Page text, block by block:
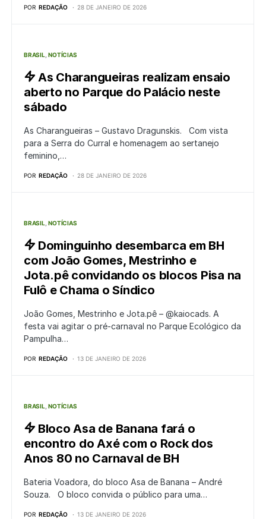
POR REDAÇÃO 28 DE JANEIRO DE 2026
BRASIL NOTÍCIAS
As Charangueiras realizam ensaio
aberto no Parque do Palácio neste
sábado
As Charangueiras – Gustavo Dragunskis. Com vista
para a Serra do Curral e homenagem ao sertanejo
feminino,…
POR REDAÇÃO 28 DE JANEIRO DE 2026
BRASIL NOTÍCIAS
Dominguinho desembarca em BH
com João Gomes, Mestrinho e
Jota.pê convidando os blocos Pisa na
Fulô e Chama o Síndico
João Gomes, Mestrinho e Jota.pê – @kaiocads. A
festa vai agitar o pré-carnaval no Parque Ecológico da
Pampulha…
POR REDAÇÃO 13 DE JANEIRO DE 2026
BRASIL NOTÍCIAS
Bloco Asa de Banana fará o
encontro do Axé com o Rock dos
Anos 80 no Carnaval de BH
Bateria Voadora, do bloco Asa de Banana – André
Souza. O bloco convida o público para uma…
POR REDAÇÃO 13 DE JANEIRO DE 2026